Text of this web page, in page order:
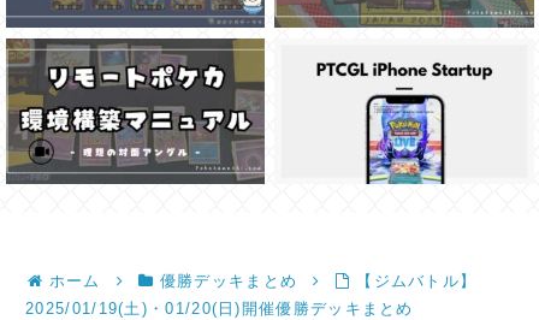
ホーム 優勝デッキまとめ
【ジムバトル】
2025/01/19(土)・01/20(日)開催優勝デッキまとめ